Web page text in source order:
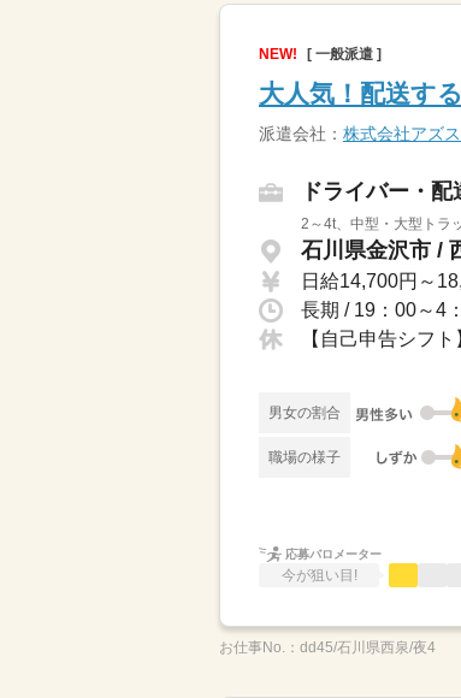
NEW! [ 一般派遣 ]
大人気！配送す
派遣会社： 株式会社アズ
ドライバー・
2～4t、中型・大型トラ
石川県金沢市 /
日給14,700円～
【自己申告シフ
男女の割合
職場の様子
応募バロメーター
今が狙い目!
お仕事No.： dd45/石川県西泉/夜4